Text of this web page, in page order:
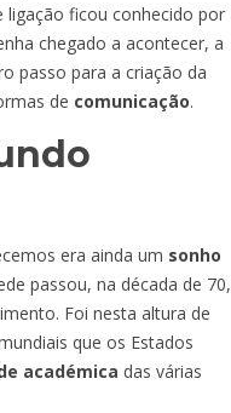
ligação ficou conhecido por
chegado a acontecer, a
passo para a criação da
de comunicação.
era ainda um sonho
passou, na década de 70,
Foi nesta altura de
que os Estados
académica das várias